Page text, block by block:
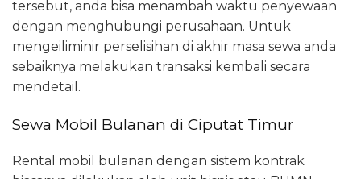
tersebut, anda bisa menambah waktu penyewaan
dengan menghubungi perusahaan. Untuk
mengeiliminir perselisihan di akhir masa sewa anda
sebaiknya melakukan transaksi kembali secara
mendetail.
Sewa Mobil Bulanan di Ciputat Timur
Rental mobil bulanan dengan sistem kontrak